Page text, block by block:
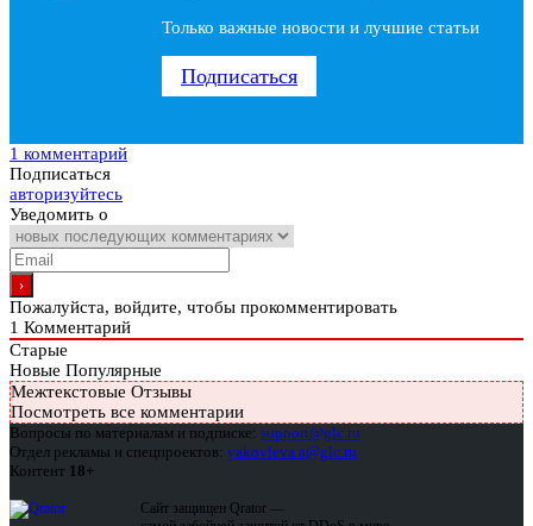
Только важные новости и лучшие статьи
Подписаться
1 комментарий
Подписаться
авторизуйтесь
Уведомить о
Пожалуйста, войдите, чтобы прокомментировать
1 Комментарий
Старые
Новые Популярные
Межтекстовые Отзывы
Посмотреть все комментарии
Вопросы по материалам и подписке: support@glc.ru
Отдел рекламы и спецпроектов: yakovleva.a@glc.ru
Контент 18+
Сайт защищен Qrator —